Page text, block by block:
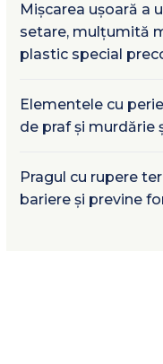
Mișcarea ușoară a
setare, mulțumită
plastic special
Elementele cu
de praf și murdărie
Pragul cu rupere
bariere și previne